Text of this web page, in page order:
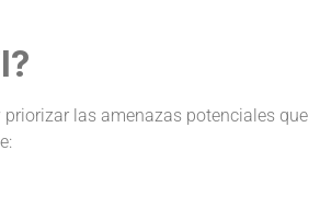
las amenazas potenciales que